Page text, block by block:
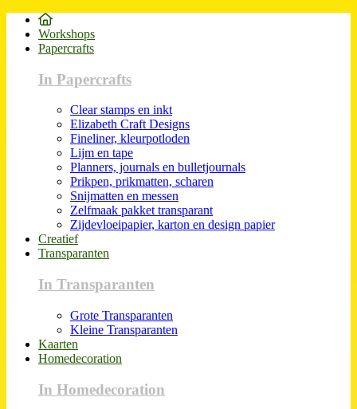
Workshops
Papercrafts
In Papercrafts
Clear stamps en inkt
Elizabeth Craft Designs
Fineliner, kleurpotloden
Lijm en tape
Planners, journals en bulletjournals
Prikpen, prikmatten, scharen
Snijmatten en messen
Zelfmaak pakket transparant
Zijdevloeipapier, karton en design papier
Creatief
Transparanten
In Transparanten
Grote Transparanten
Kleine Transparanten
Kaarten
Homedecoration
In Homedecoration